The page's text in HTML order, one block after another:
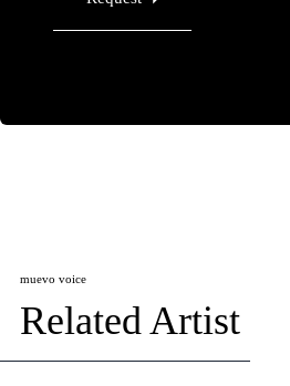
muevo voice
Related Artist